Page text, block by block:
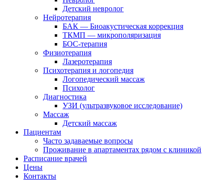
Детский невролог
Нейротерапия
БАК — Биоакустическая коррекция
ТКМП — микрополяризация
БОС-терапия
Физиотерапия
Лазеротерапия
Психотерапия и логопедия
Логопедический массаж
Психолог
Диагностика
УЗИ (ультразвуковое исследование)
Массаж
Детский массаж
Пациентам
Часто задаваемые вопросы
Проживание в апартаментах рядом с клиникой
Расписание врачей
Цены
Контакты